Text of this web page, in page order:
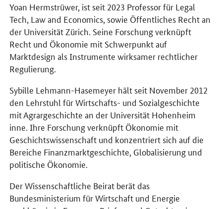
Yoan Hermstrüwer, ist seit 2023 Professor für Legal
Tech, Law and Economics, sowie Öffentliches Recht an
der Universität Zürich. Seine Forschung verknüpft
Recht und Ökonomie mit Schwerpunkt auf
Marktdesign als Instrumente wirksamer rechtlicher
Regulierung.
Sybille Lehmann-Hasemeyer hält seit November 2012
den Lehrstuhl für Wirtschafts- und Sozialgeschichte
mit Agrargeschichte an der Universität Hohenheim
inne. Ihre Forschung verknüpft Ökonomie mit
Geschichtswissenschaft und konzentriert sich auf die
Bereiche Finanzmarktgeschichte, Globalisierung und
politische Ökonomie.
Der Wissenschaftliche Beirat berät das
Bundesministerium für Wirtschaft und Energie